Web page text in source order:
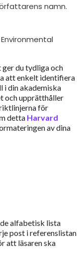
namn.
du tydliga och
att enkelt identifiera
i din akademiska
och upprätthåller
för
detta Harvard
av dina
alfabetisk lista
post i referenslistan
att läsaren ska